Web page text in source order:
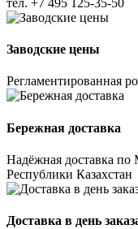
Заводские цены
Регламентированная
Бережная доставка
Надёжная доставка
Республики Казахстан
Доставка в день